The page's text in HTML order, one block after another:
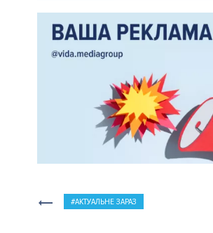
АКТУАЛЬНЕ ЗАРАЗ